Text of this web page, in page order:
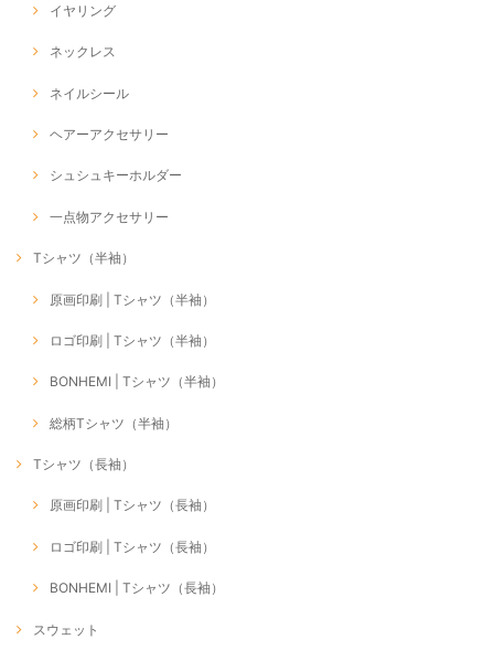
イヤリング
ネックレス
ネイルシール
ヘアーアクセサリー
シュシュキーホルダー
一点物アクセサリー
Tシャツ（半袖）
原画印刷 | Tシャツ（半袖）
ロゴ印刷 | Tシャツ（半袖）
BONHEMI | Tシャツ（半袖）
総柄Tシャツ（半袖）
Tシャツ（長袖）
原画印刷 | Tシャツ（長袖）
ロゴ印刷 | Tシャツ（長袖）
BONHEMI | Tシャツ（長袖）
スウェット